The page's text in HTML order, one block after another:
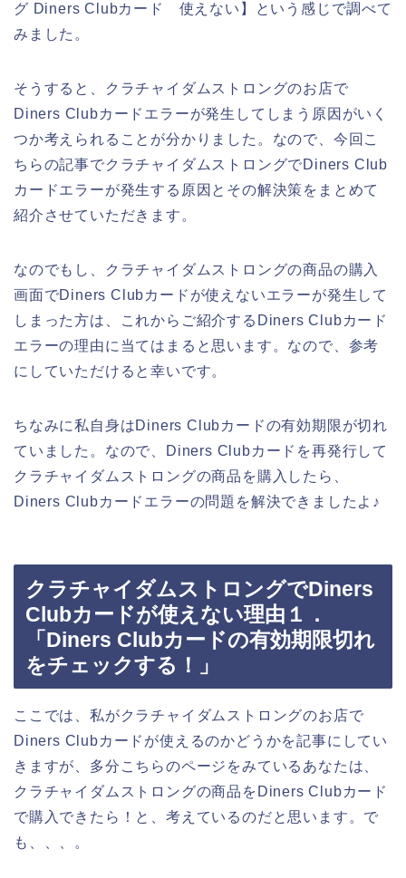
グ Diners Clubカード 使えない】という感じで調べて
みました。
そうすると、クラチャイダムストロングのお店で
Diners Clubカードエラーが発生してしまう原因がいく
つか考えられることが分かりました。なので、今回こ
ちらの記事でクラチャイダムストロングでDiners Club
カードエラーが発生する原因とその解決策をまとめて
紹介させていただきます。
なのでもし、クラチャイダムストロングの商品の購入
画面でDiners Clubカードが使えないエラーが発生して
しまった方は、これからご紹介するDiners Clubカード
エラーの理由に当てはまると思います。なので、参考
にしていただけると幸いです。
ちなみに私自身はDiners Clubカードの有効期限が切れ
ていました。なので、Diners Clubカードを再発行して
クラチャイダムストロングの商品を購入したら、
Diners Clubカードエラーの問題を解決できましたよ♪
クラチャイダムストロングでDiners
Clubカードが使えない理由１．
「Diners Clubカードの有効期限切れ
をチェックする！」
ここでは、私がクラチャイダムストロングのお店で
Diners Clubカードが使えるのかどうかを記事にしてい
きますが、多分こちらのページをみているあなたは、
クラチャイダムストロングの商品をDiners Clubカード
で購入できたら！と、考えているのだと思います。で
も、、、。